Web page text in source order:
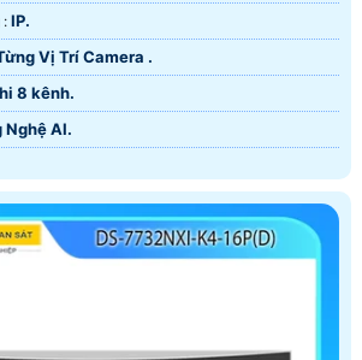
⚒ Công Nghệ Sử Dụng : IP.
Vị Trí Camera .
8 kênh.
Nghệ AI.